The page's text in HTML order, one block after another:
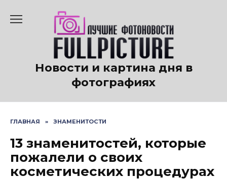
содержанию
Новости и картина дня в
фотографиях
ГЛАВНАЯ » ЗНАМЕНИТОСТИ
13 знаменитостей, которые
пожалели о своих
косметических процедурах